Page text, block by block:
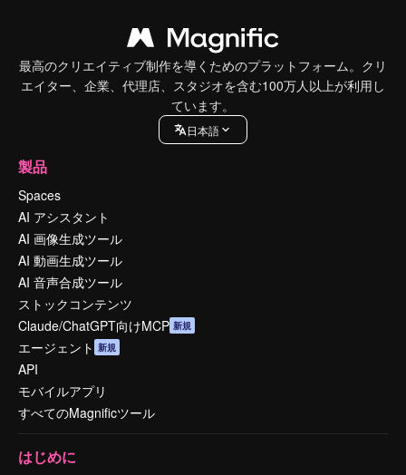
最高のクリエイティブ制作を導くためのプラットフォーム。クリ
エイター、企業、代理店、スタジオを含む100万人以上が利用し
ています。
日本語
製品
Spaces
AI アシスタント
AI 画像生成ツール
AI 動画生成ツール
AI 音声合成ツール
ストックコンテンツ
Claude/ChatGPT向けMCP 新規
エージェント 新規
API
モバイルアプリ
すべてのMagnificツール
はじめに